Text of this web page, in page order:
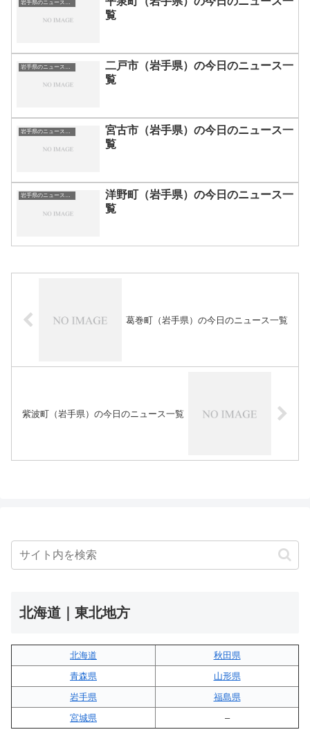
覧
二戸市（岩手県）の今日のニュース一
覧
宮古市（岩手県）の今日のニュース一
覧
岩手県のニュース一覧
洋野町（岩手県）の今日のニュース一
覧
葛巻町（岩手県）の今日のニュース一覧
紫波町（岩手県）の今日のニュース一覧
北海道｜東北地方
北海道
秋田県
青森県
山形県
岩手県
福島県
宮城県
–